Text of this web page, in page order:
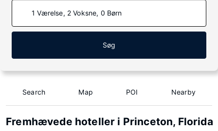
1 Værelse, 2 Voksne, 0 Børn
Søg
Search Map POI Nearby
Fremhævede hoteller i Princeton, Florida